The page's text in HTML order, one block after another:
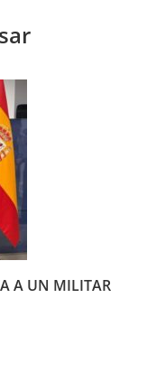
A UN MILITAR